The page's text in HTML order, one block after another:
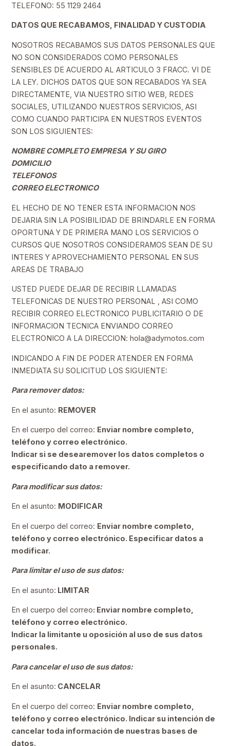
TELEFONO: 55 1129 2464
DATOS QUE RECABAMOS, FINALIDAD Y CUSTODIA
NOSOTROS RECABAMOS SUS DATOS PERSONALES QUE
NO SON CONSIDERADOS COMO PERSONALES
SENSIBLES DE ACUERDO AL ARTICULO 3 FRACC. VI DE
LA LEY. DICHOS DATOS QUE SON RECABADOS YA SEA
DIRECTAMENTE, VIA NUESTRO SITIO WEB, REDES
SOCIALES, UTILIZANDO NUESTROS SERVICIOS, ASI
COMO CUANDO PARTICIPA EN NUESTROS EVENTOS
SON LOS SIGUIENTES:
NOMBRE COMPLETO EMPRESA Y SU GIRO
DOMICILIO
TELEFONOS
CORREO ELECTRONICO
EL HECHO DE NO TENER ESTA INFORMACION NOS
DEJARIA SIN LA POSIBILIDAD DE BRINDARLE EN FORMA
OPORTUNA Y DE PRIMERA MANO LOS SERVICIOS O
CURSOS QUE NOSOTROS CONSIDERAMOS SEAN DE SU
INTERES Y APROVECHAMIENTO PERSONAL EN SUS
AREAS DE TRABAJO
USTED PUEDE DEJAR DE RECIBIR LLAMADAS
TELEFONICAS DE NUESTRO PERSONAL , ASI COMO
RECIBIR CORREO ELECTRONICO PUBLICITARIO O DE
INFORMACION TECNICA ENVIANDO CORREO
ELECTRONICO A LA DIRECCION: hola@adymotos.com
INDICANDO A FIN DE PODER ATENDER EN FORMA
INMEDIATA SU SOLICITUD LOS SIGUIENTE:
Para remover datos:
En el asunto: REMOVER
En el cuerpo del correo: Enviar nombre completo,
teléfono y correo electrónico.
Indicar si se desearemover los datos completos o
especificando dato a remover.
Para modificar sus datos:
En el asunto: MODIFICAR
En el cuerpo del correo: Enviar nombre completo,
teléfono y correo electrónico. Especificar datos a
modificar.
Para limitar el uso de sus datos:
En el asunto: LIMITAR
En el cuerpo del correo: Enviar nombre completo,
teléfono y correo electrónico.
Indicar la limitante u oposición al uso de sus datos
personales.
Para cancelar el uso de sus datos:
En el asunto: CANCELAR
En el cuerpo del correo: Enviar nombre completo,
teléfono y correo electrónico. Indicar su intención de
cancelar toda información de nuestras bases de
datos.